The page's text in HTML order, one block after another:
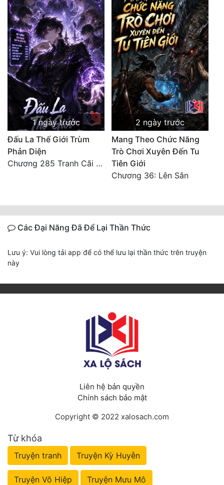
1 ngày trước
Đấu La Thế Giới Trùm
Phản Diện
Chương 285 Tranh Cãi Giữa Sư Đồ
2 ngày trước
Mang Theo Chức Năng
Trò Chơi Xuyên Đến Tu
Tiên Giới
Chương 36: Lên Sân
Các Đại Năng Đã Để Lại Thần Thức
Lưu ý: Vui lòng tải app để có thể lưu lại thần thức trên truyện
này
Liên hệ bản quyền
Chính sách bảo mật
Copyright © 2022 xalosach.com
Từ khóa
Truyện tranh Truyện Kỳ Huyễn
Truyện Võ Hiệp Truyện Mưu Mô